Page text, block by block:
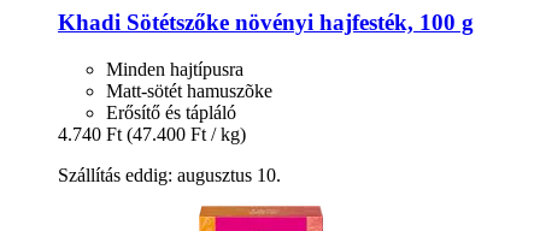
Khadi Sötétszőke növényi hajfesték, 100 g
Minden hajtípusra
Matt-sötét hamuszõke
Erősítő és tápláló
4.740 Ft (47.400 Ft / kg)
Szállítás eddig: augusztus 10.